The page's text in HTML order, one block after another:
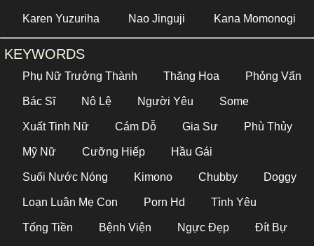
Karen Yuzuriha Nao Jinguji Kana Momonogi
KEYWORDS
Phụ Nữ Trưởng Thành Thăng Hoa Phỏng Vấn
Bác Sĩ Nô Lệ Người Yêu Some
Xuất Tinh Nữ Cám Dỗ Gia Sư Phù Thủy
Mỹ Nữ Cưỡng Hiếp Hầu Gái
Suối Nước Nóng Kimono Chubby Doggy
Loạn Luân Mẹ Con Porn Hd Tình Yêu
Tống Tiền Bệnh Viện Ngực Đẹp Đít Bự